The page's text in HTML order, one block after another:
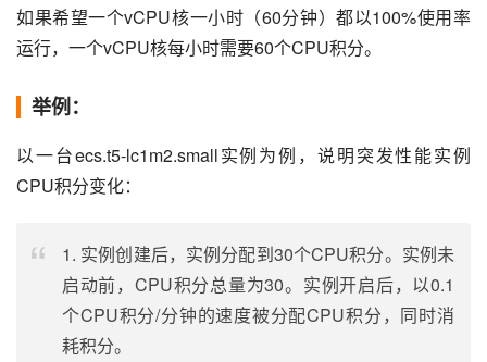
如果希望一个vCPU核一小时（60分钟）都以100%使用率
运行，一个vCPU核每小时需要60个CPU积分。
举例：
以一台ecs.t5-lc1m2.small实例为例，说明突发性能实例
CPU积分变化：
1. 实例创建后，实例分配到30个CPU积分。实例未
启动前，CPU积分总量为30。实例开启后，以0.1
个CPU积分/分钟的速度被分配CPU积分，同时消
耗积分。